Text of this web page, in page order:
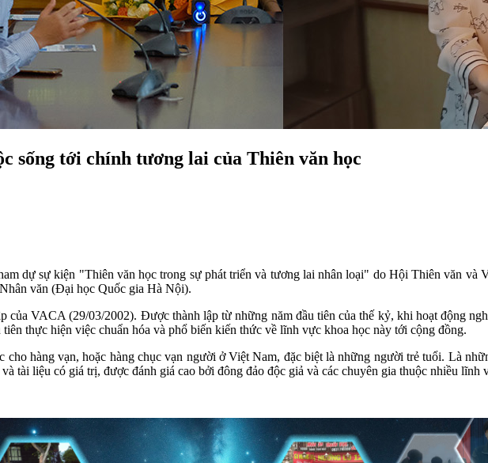
sống tới chính tương lai của Thiên văn học
dự sự kiện "Thiên văn học trong sự phát triển và tương lai nhân loại" do Hội Thiên văn
văn (Đại học Quốc gia Hà Nội).
của VACA (29/03/2002). Được thành lập từ những năm đầu tiên của thế kỷ, khi hoạt động
thực hiện việc chuẩn hóa và phổ biến kiến thức về lĩnh vực khoa học này tới cộng đồng.
hàng vạn, hoặc hàng chục vạn người ở Việt Nam, đặc biệt là những người trẻ tuổi. Là
tài liệu có giá trị, được đánh giá cao bởi đông đảo độc giả và các chuyên gia thuộc nhiều lĩnh